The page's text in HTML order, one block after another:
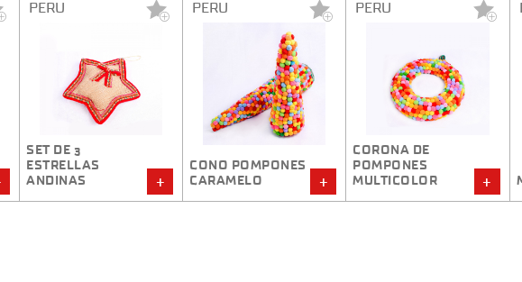
CONO POMPONES
CARAMELO
POMPONES
MULTICOLOR
MÓVIL GIRASOLES